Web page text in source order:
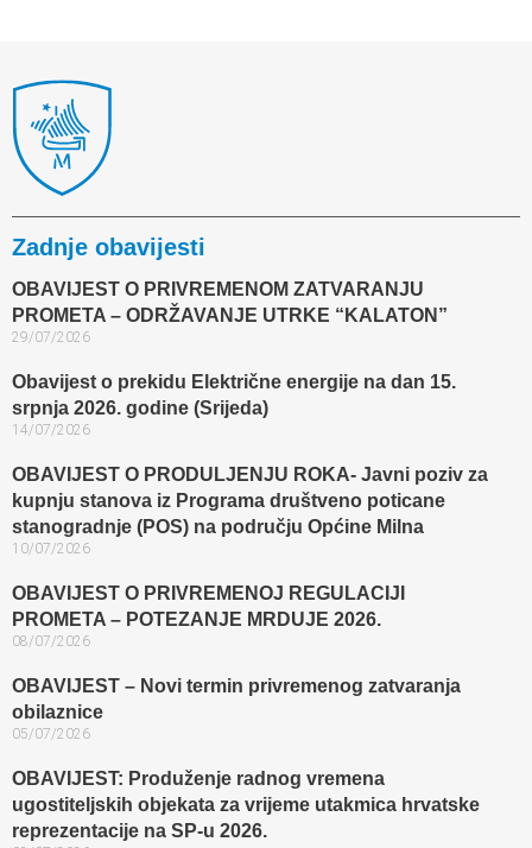
Zadnje obavijesti
OBAVIJEST O PRIVREMENOM ZATVARANJU
PROMETA – ODRŽAVANJE UTRKE “KALATON”
29/07/2026
Obavijest o prekidu Električne energije na dan 15.
srpnja 2026. godine (Srijeda)
14/07/2026
OBAVIJEST O PRODULJENJU ROKA- Javni poziv za
kupnju stanova iz Programa društveno poticane
stanogradnje (POS) na području Općine Milna
10/07/2026
OBAVIJEST O PRIVREMENOJ REGULACIJI
PROMETA – POTEZANJE MRDUJE 2026.
08/07/2026
OBAVIJEST – Novi termin privremenog zatvaranja
obilaznice​
05/07/2026
OBAVIJEST: Produženje radnog vremena
ugostiteljskih objekata za vrijeme utakmica hrvatske
reprezentacije na SP-u 2026.